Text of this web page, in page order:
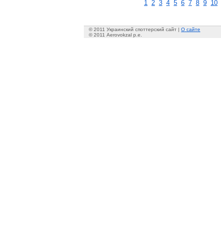
1 2 3 4 5 6 7 8 9 10
© 2011 Украинский споттерский сайт | О сайте
© 2011 Aerovokzal p.e.